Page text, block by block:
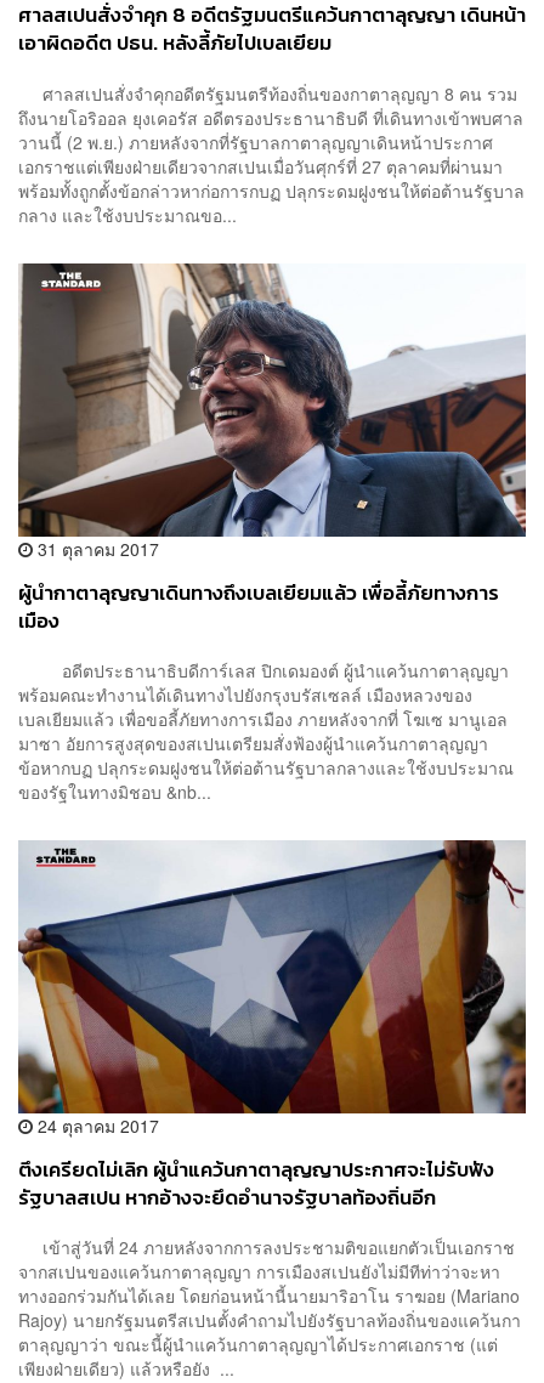
ศาลสเปนสั่งจำคุก 8 อดีตรัฐมนตรีแคว้นกาตาลุญญา เดินหน้า
เอาผิดอดีต ปธน. หลังลี้ภัยไปเบลเยียม
ศาลสเปนสั่งจำคุกอดีตรัฐมนตรีท้องถิ่นของกาตาลุญญา 8 คน รวม
ถึงนายโอริออล ยุงเคอรัส อดีตรองประธานาธิบดี ที่เดินทางเข้าพบศาล
วานนี้ (2 พ.ย.) ภายหลังจากที่รัฐบาลกาตาลุญญาเดินหน้าประกาศ
เอกราชแต่เพียงฝ่ายเดียวจากสเปนเมื่อวันศุกร์ที่ 27 ตุลาคมที่ผ่านมา
พร้อมทั้งถูกตั้งข้อกล่าวหาก่อการกบฏ ปลุกระดมฝูงชนให้ต่อต้านรัฐบาล
กลาง และใช้งบประมาณขอ...
31 ตุลาคม 2017
ผู้นำกาตาลุญญาเดินทางถึงเบลเยียมแล้ว เพื่อลี้ภัยทางการ
เมือง
อดีตประธานาธิบดีการ์เลส ปิกเดมองต์ ผู้นำแคว้นกาตาลุญญา
พร้อมคณะทำงานได้เดินทางไปยังกรุงบรัสเซลล์ เมืองหลวงของ
เบลเยียมแล้ว เพื่อขอลี้ภัยทางการเมือง ภายหลังจากที่ โฆเซ มานูเอล
มาซา อัยการสูงสุดของสเปนเตรียมสั่งฟ้องผู้นำแคว้นกาตาลุญญา
ข้อหากบฏ ปลุกระดมฝูงชนให้ต่อต้านรัฐบาลกลางและใช้งบประมาณ
ของรัฐในทางมิชอบ &nb...
24 ตุลาคม 2017
ตึงเครียดไม่เลิก ผู้นำแคว้นกาตาลุญญาประกาศจะไม่รับฟัง
รัฐบาลสเปน หากอ้างจะยึดอำนาจรัฐบาลท้องถิ่นอีก
เข้าสู่วันที่ 24 ภายหลังจากการลงประชามติขอแยกตัวเป็นเอกราช
จากสเปนของแคว้นกาตาลุญญา การเมืองสเปนยังไม่มีทีท่าว่าจะหา
ทางออกร่วมกันได้เลย โดยก่อนหน้านี้นายมาริอาโน ราฆอย (Mariano
Rajoy) นายกรัฐมนตรีสเปนตั้งคำถามไปยังรัฐบาลท้องถิ่นของแคว้นกา
ตาลุญญาว่า ขณะนี้ผู้นำแคว้นกาตาลุญญาได้ประกาศเอกราช (แต่
เพียงฝ่ายเดียว) แล้วหรือยัง ...